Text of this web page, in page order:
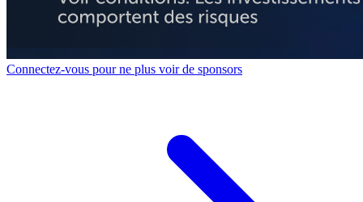
Connectez-vous pour ne plus voir de sponsors